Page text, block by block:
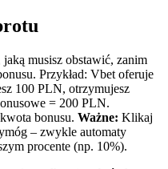
musisz obstawić, zanim
Przykład: Vbet oferuje
100 PLN, otrzymujesz
= 200 PLN.
bonusu. Ważne: Klikaj
– zwykle automaty
procente (np. 10%).